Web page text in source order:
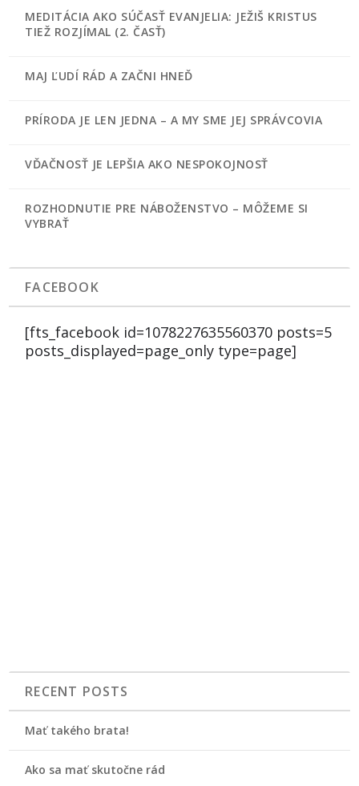
MEDITÁCIA AKO SÚČASŤ EVANJELIA: JEŽIŠ KRISTUS
TIEŽ ROZJÍMAL (2. ČASŤ)
MAJ ĽUDÍ RÁD A ZAČNI HNEĎ
PRÍRODA JE LEN JEDNA – A MY SME JEJ SPRÁVCOVIA
VĎAČNOSŤ JE LEPŠIA AKO NESPOKOJNOSŤ
ROZHODNUTIE PRE NÁBOŽENSTVO – MÔŽEME SI
VYBRAŤ
FACEBOOK
[fts_facebook id=1078227635560370 posts=5
posts_displayed=page_only type=page]
RECENT POSTS
Mať takého brata!
Ako sa mať skutočne rád